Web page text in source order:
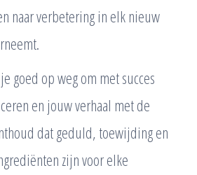
naar verbetering in elk nieuw
goed op weg om met succes
en jouw verhaal met de
dat geduld, toewijding en
zijn voor elke